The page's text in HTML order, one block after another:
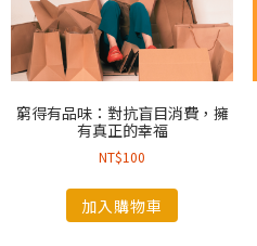
窮得有品味：對抗盲目消費，擁
有真正的幸福
NT$100
加入購物車